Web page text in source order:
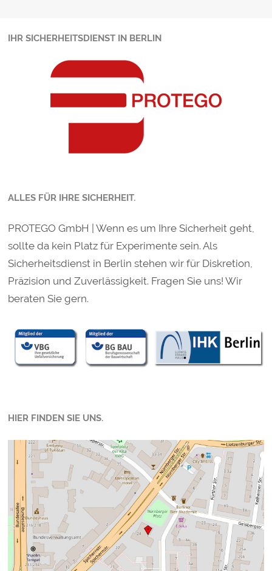
IHR SICHERHEITSDIENST IN BERLIN
ALLES FÜR IHRE SICHERHEIT.
PROTEGO GmbH | Wenn es um Ihre Sicherheit geht,
sollte da kein Platz für Experimente sein. Als
Sicherheitsdienst in Berlin stehen wir für Diskretion,
Präzision und Zuverlässigkeit. Fragen Sie uns! Wir
beraten Sie gern.
HIER FINDEN SIE UNS.